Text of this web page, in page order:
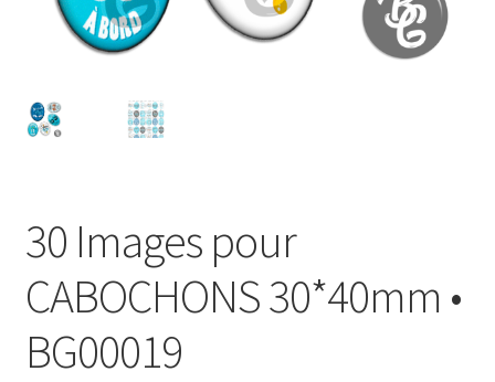
Mon compte
Politique de Confidentialité
Validation de la commande
30 Images pour
CABOCHONS 30*40mm •
BG00019